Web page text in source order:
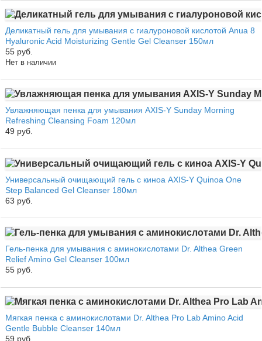
Деликатный гель для умывания с гиалуроновой кислотой Anua 8
Hyaluronic Acid Moisturizing Gentle Gel Cleanser 150мл
55 руб.
Нет в наличии
Увлажняющая пенка для умывания AXIS-Y Sunday Morning
Refreshing Cleansing Foam 120мл
49 руб.
Универсальный очищающий гель с киноа AXIS-Y Quinoa One
Step Balanced Gel Cleanser 180мл
63 руб.
Гель-пенка для умывания с аминокислотами Dr. Althea Green
Relief Amino Gel Cleanser 100мл
55 руб.
Мягкая пенка с аминокислотами Dr. Althea Pro Lab Amino Acid
Gentle Bubble Cleanser 140мл
59 руб.